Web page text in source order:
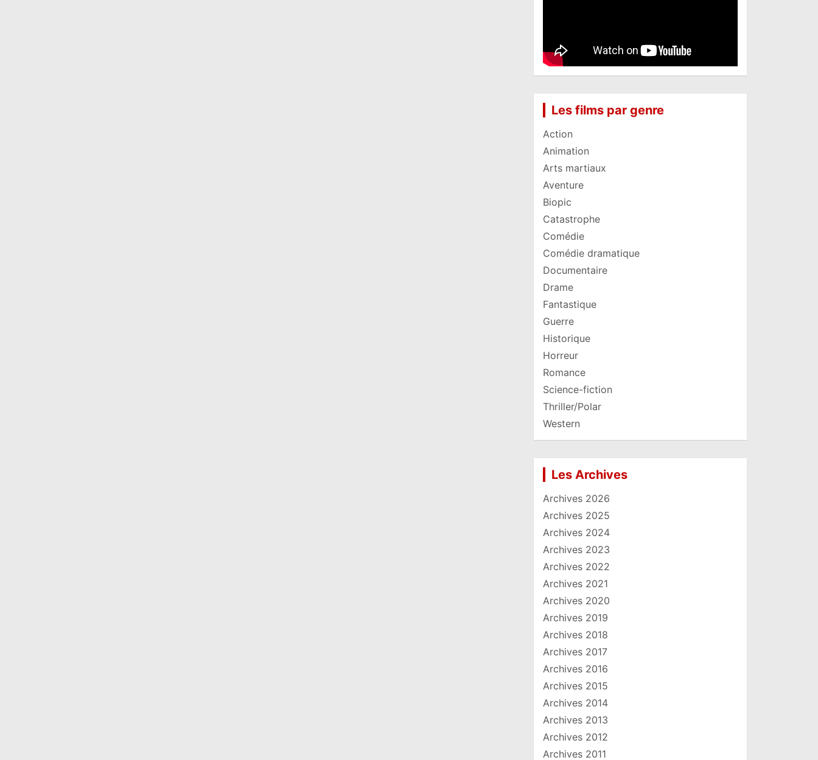
Les films par genre
Action
Animation
Arts martiaux
Aventure
Biopic
Catastrophe
Comédie
Comédie dramatique
Documentaire
Drame
Fantastique
Guerre
Historique
Horreur
Romance
Science-fiction
Thriller/Polar
Western
Les Archives
Archives 2026
Archives 2025
Archives 2024
Archives 2023
Archives 2022
Archives 2021
Archives 2020
Archives 2019
Archives 2018
Archives 2017
Archives 2016
Archives 2015
Archives 2014
Archives 2013
Archives 2012
Archives 2011